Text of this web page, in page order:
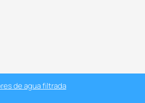
de agua filtrada